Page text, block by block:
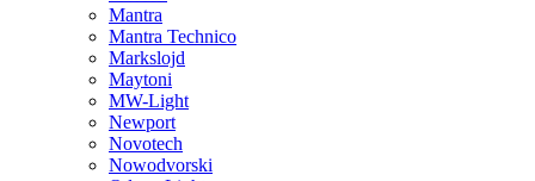
Mantra
Mantra Technico
Markslojd
Maytoni
MW-Light
Newport
Novotech
Nowodvorski